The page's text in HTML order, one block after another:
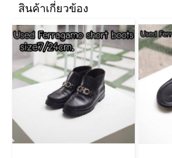
สินค้าเกี่ยวข้อง